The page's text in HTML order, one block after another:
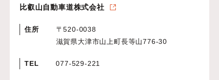
比叡山自動車道株式会社
住所
〒520-0038
滋賀県大津市山上町長等山776-30
TEL 077-529-221